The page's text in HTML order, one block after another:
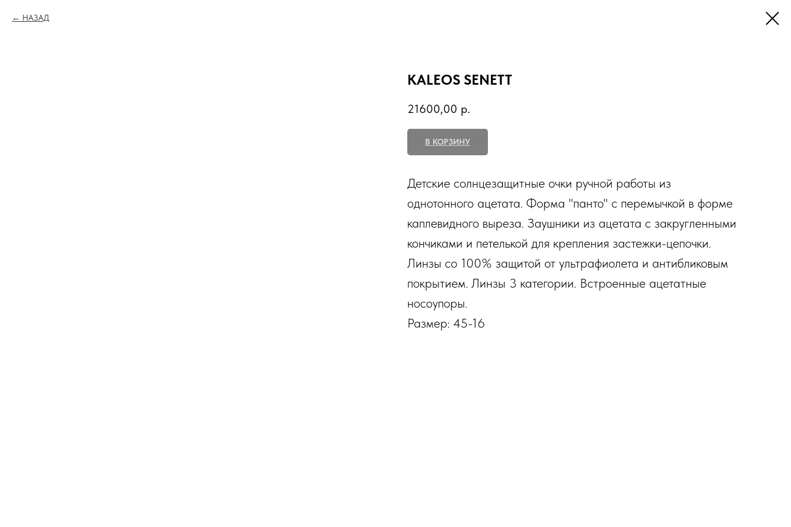
НАЗАД
KALEOS SENETT
21600,00 р.
В КОРЗИНУ
Детские солнцезащитные очки ручной работы из
однотонного ацетата. Форма "панто" с перемычкой в ​​форме
каплевидного выреза. Заушники из ацетата с закругленными
кончиками и петелькой для крепления застежки-цепочки.
Линзы со 100% защитой от ультрафиолета и антибликовым
покрытием. Линзы 3 категории. Встроенные ацетатные
носоупоры.
Размер: 45-16